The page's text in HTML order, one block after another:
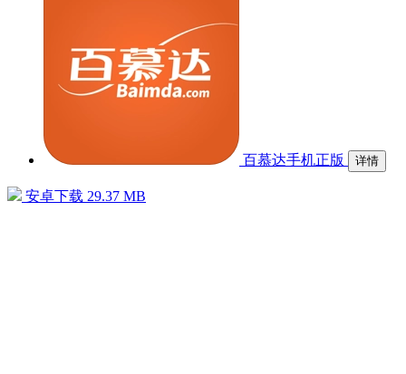
百慕达手机正版 详情
安卓下载 29.37 MB